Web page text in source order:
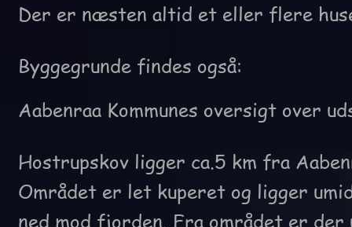
Der er næsten altid et eller flere
Byggegrunde findes også:
Aabenraa Kommunes oversigt over
Hostrupskov ligger ca.5 km fra
Området er let kuperet og ligger
ned mod fjorden. Fra området er